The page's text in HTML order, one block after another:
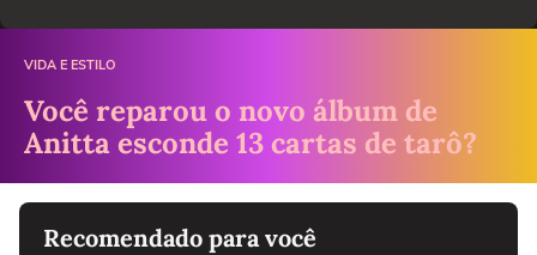
VIDA E ESTILO
Você reparou o novo álbum de
Anitta esconde 13 cartas de tarô?
Recomendado para você